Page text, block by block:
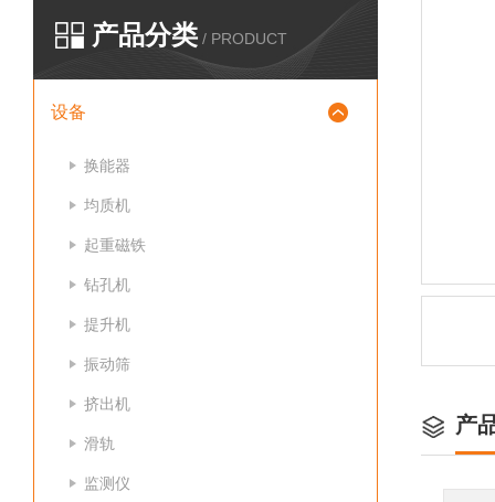
产品分类 / PRODUCT
设备
换能器
均质机
起重磁铁
钻孔机
提升机
振动筛
挤出机
滑轨
监测仪
产